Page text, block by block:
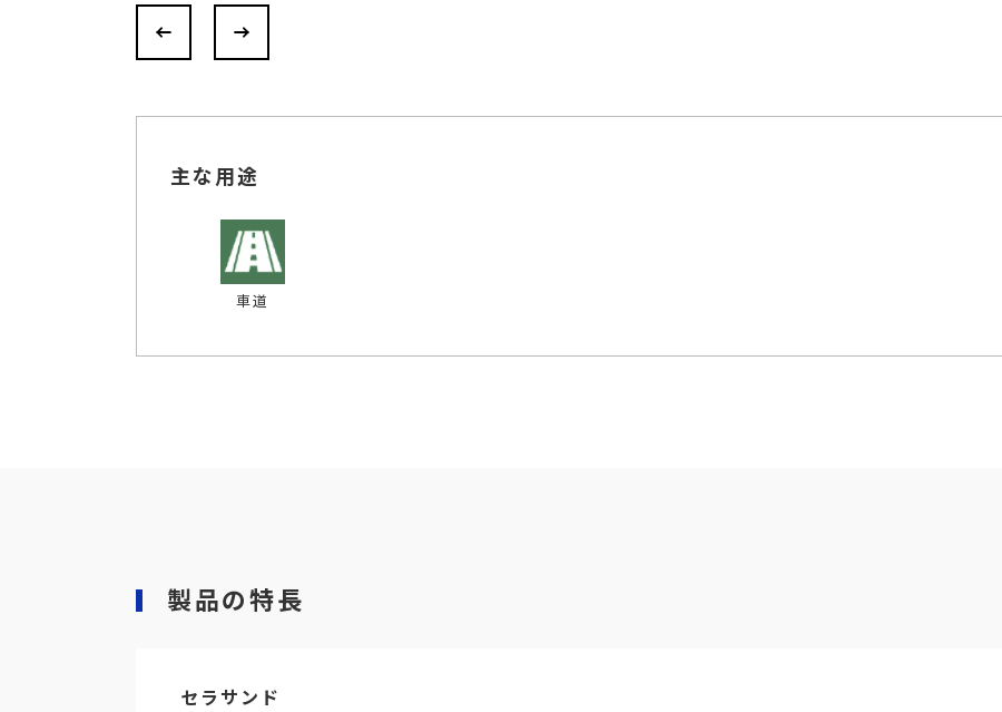
主な用途
車道
製品の特長
セラサンド